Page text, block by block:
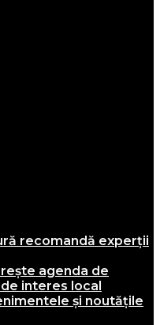
recomandă experții
agenda de
interes local
și noutățile